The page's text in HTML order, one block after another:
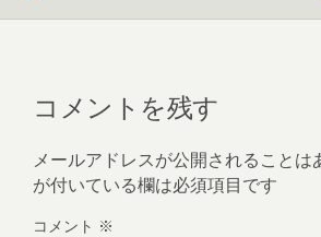
コメントを残す
メールアドレスが公開されることは
が付いている欄は必須項目です
コメント ※